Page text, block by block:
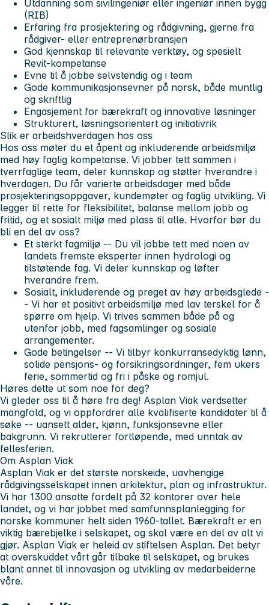
Utdanning som sivilingeniør eller ingeniør innen bygg
(RIB)
Erfaring fra prosjektering og rådgivning, gjerne fra
rådgiver- eller entreprenørbransjen
God kjennskap til relevante verktøy, og spesielt
Revit-kompetanse
Evne til å jobbe selvstendig og i team
Gode kommunikasjonsevner på norsk, både muntlig
og skriftlig
Engasjement for bærekraft og innovative løsninger
Strukturert, løsningsorientert og initiativrik
Slik er arbeidshverdagen hos oss
Hos oss møter du et åpent og inkluderende arbeidsmiljø
med høy faglig kompetanse. Vi jobber tett sammen i
tverrfaglige team, deler kunnskap og støtter hverandre i
hverdagen. Du får varierte arbeidsdager med både
prosjekteringsoppgaver, kundemøter og faglig utvikling. Vi
legger til rette for fleksibilitet, balanse mellom jobb og
fritid, og et sosialt miljø med plass til alle. Hvorfor bør du
bli en del av oss?
Et sterkt fagmiljø -- Du vil jobbe tett med noen av
landets fremste eksperter innen hydrologi og
tilstøtende fag. Vi deler kunnskap og løfter
hverandre frem.
Sosialt, inkluderende og preget av høy arbeidsglede -
- Vi har et positivt arbeidsmiljø med lav terskel for å
spørre om hjelp. Vi trives sammen både på og
utenfor jobb, med fagsamlinger og sosiale
arrangementer.
Gode betingelser -- Vi tilbyr konkurransedyktig lønn,
solide pensjons- og forsikringsordninger, fem ukers
ferie, sommertid og fri i påske og romjul.
Høres dette ut som noe for deg?
Vi gleder oss til å høre fra deg! Asplan Viak verdsetter
mangfold, og vi oppfordrer alle kvalifiserte kandidater til å
søke -- uansett alder, kjønn, funksjonsevne eller
bakgrunn. Vi rekrutterer fortløpende, med unntak av
fellesferien.
Om Asplan Viak
Asplan Viak er det største norskeide, uavhengige
rådgivingsselskapet innen arkitektur, plan og infrastruktur.
Vi har 1300 ansatte fordelt på 32 kontorer over hele
landet, og vi har jobbet med samfunnsplanlegging for
norske kommuner helt siden 1960-tallet. Bærekraft er en
viktig bærebjelke i selskapet, og skal være en del av alt vi
gjør. Asplan Viak er heleid av stiftelsen Asplan. Det betyr
at overskuddet vårt går tilbake til selskapet, og brukes
blant annet til innovasjon og utvikling av medarbeiderne
våre.